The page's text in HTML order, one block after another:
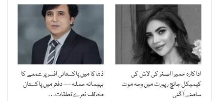
اداکارہ حمیرا اصغر کی لاش کی
کیمیکل جانچ رپورٹ میں وجہ موت
سامنے آگئی
ڈھاکا میں پاکستانی افسر پر عملے کا
بہیمانہ حملہ — دفتر میں پاکستان
مخالف نعرےتعلقات…